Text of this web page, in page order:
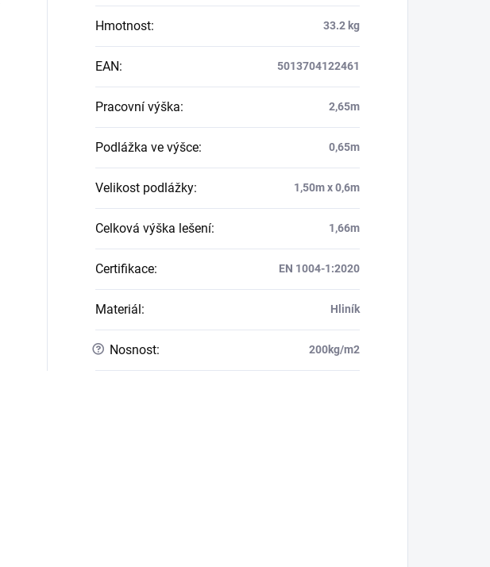
Hmotnost: 33.2 kg
EAN: 5013704122461
Pracovní výška: 2,65m
Podlážka ve výšce: 0,65m
Velikost podlážky: 1,50m x 0,6m
Celková výška lešení: 1,66m
Certifikace: EN 1004-1:2020
Materiál : Hliník
? Nosnost: 200kg/m2